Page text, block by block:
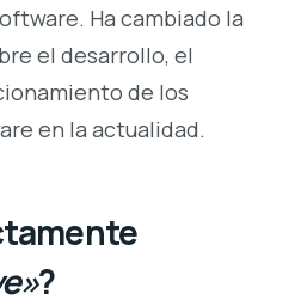
Ha cambiado la
el desarrollo, el
de los
en la actualidad.
?